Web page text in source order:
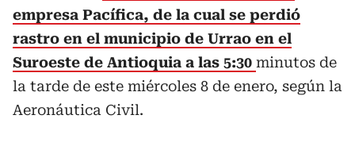
empresa Pacífica, de la cual se perdió
rastro en el municipio de Urrao en el
Suroeste de Antioquia a las 5:30 minutos de
la tarde de este miércoles 8 de enero, según la
Aeronáutica Civil.